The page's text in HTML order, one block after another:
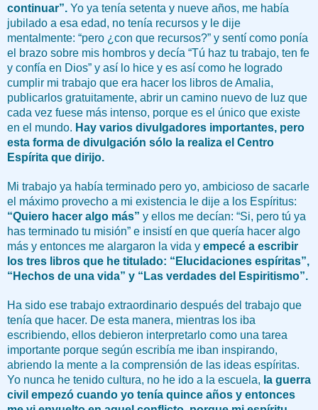
continuar”. Yo ya tenía setenta y nueve años, me había
jubilado a esa edad, no tenía recursos y le dije
mentalmente: “pero ¿con que recursos?” y sentí como ponía
el brazo sobre mis hombros y decía “Tú haz tu trabajo, ten fe
y confía en Dios” y así lo hice y es así como he logrado
cumplir mi trabajo que era hacer los libros de Amalia,
publicarlos gratuitamente, abrir un camino nuevo de luz que
cada vez fuese más intenso, porque es el único que existe
en el mundo. Hay varios divulgadores importantes, pero
esta forma de divulgación sólo la realiza el Centro
Espírita que dirijo.
Mi trabajo ya había terminado pero yo, ambicioso de sacarle
el máximo provecho a mi existencia le dije a los Espíritus:
“Quiero hacer algo más” y ellos me decían: “Si, pero tú ya
has terminado tu misión” e insistí en que quería hacer algo
más y entonces me alargaron la vida y empecé a escribir
los tres libros que he titulado: “Elucidaciones espíritas”,
“Hechos de una vida” y “Las verdades del Espiritismo”.
Ha sido ese trabajo extraordinario después del trabajo que
tenía que hacer. De esta manera, mientras los iba
escribiendo, ellos debieron interpretarlo como una tarea
importante porque según escribía me iban inspirando,
abriendo la mente a la comprensión de las ideas espíritas.
Yo nunca he tenido cultura, no he ido a la escuela, la guerra
civil empezó cuando yo tenía quince años y entonces